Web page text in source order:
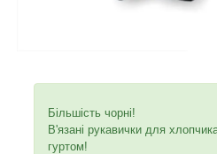
Більшість чорні!
В'язані рукавички для
гуртом!